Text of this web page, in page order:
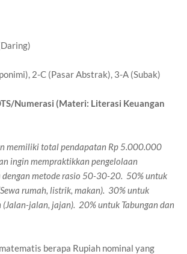
2-C (Pasar Abstrak), 3-A (Subak)
Numerasi (Materi: Literasi Keuangan
memiliki total pendapatan Rp 5.000.000
ingin mempraktikkan pengelolaan
dengan metode rasio 50-30-20. 50% untuk
rumah, listrik, makan). 30% untuk
jalan, jajan). 20% untuk Tabungan dan
berapa Rupiah nominal yang